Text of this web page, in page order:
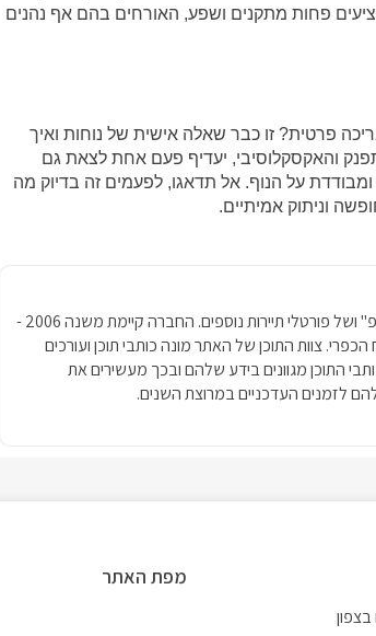
פחות מתקנים ושפע, האורחים בהם אף נהנים
פרטית? זו כבר שאלה אישית של נוחות ואיך
והאקסקלוסיבי, יעדיף פעם אחת לצאת גם
על הנוף. אל תדאגו, לפעמים זה בדיוק מה
וניתוק אמיתיים.
חברת פרסומדיה נטגרופ הבעלים של האתר "צימרטופ" ושל פורטלי תיירות נוספים. החברה קיימת משנה 2006 -
הכפרי. צוות התוכן של האתר מונה כותבי תוכן ועורכים
התוכן מגוונים בידע שלהם ובכך מעשירים את
לזמנים העדכניים במרוצת השנים.
מפת האתר